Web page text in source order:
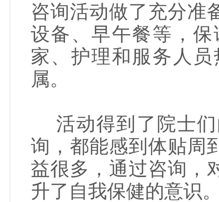
咨询活动做了充分准
设备、早午餐等，
家、护理和服务人
属。
活动得到了院士们
询，都能感到体贴周
益很多，通过咨询，
升了自我保健的意识